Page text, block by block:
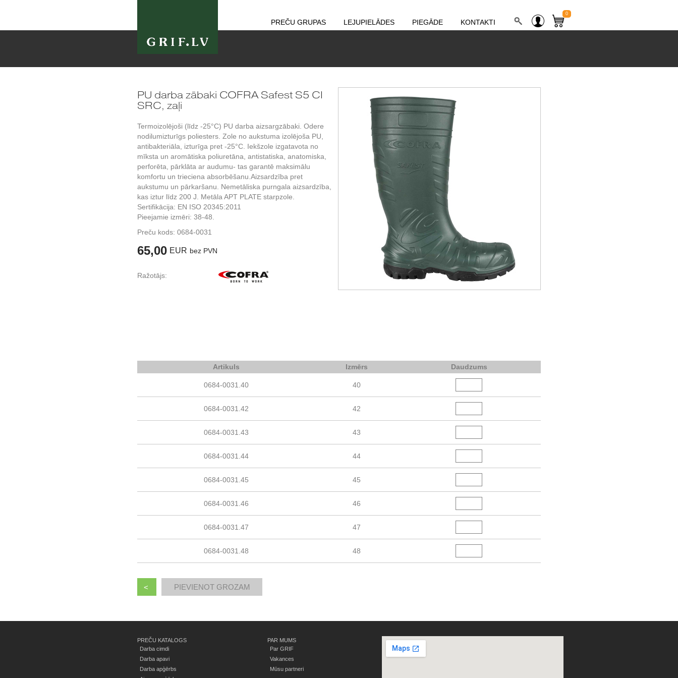
PREČU GRUPAS LEJUPIELĀDES PIEGĀDE KONTAKTI
0
PU darba zābaki COFRA Safest S5 CI
SRC, zaļi
Termoizolējoši (līdz -25°C) PU darba aizsargzābaki. Odere
nodilumizturīgs poliesters. Zole no aukstuma izolējoša PU,
antibakteriāla, izturīga pret -25°C. Iekšzole izgatavota no
mīksta un aromātiska poliuretāna, antistatiska, anatomiska,
perforēta, pārklāta ar audumu- tas garantē maksimālu
komfortu un trieciena absorbēšanu.Aizsardzība pret
aukstumu un pārkaršanu. Nemetāliska purngala aizsardzība,
kas iztur līdz 200 J. Metāla APT PLATE starpzole.
Sertifikācija: EN ISO 20345:2011
Pieejamie izmēri: 38-48.
Preču kods: 0684-0031
65,00 EUR bez PVN
Ražotājs:
Artikuls Izmērs Daudzums
0684-0031.40 40
0684-0031.42 42
0684-0031.43 43
0684-0031.44 44
0684-0031.45 45
0684-0031.46 46
0684-0031.47 47
0684-0031.48 48
<
PREČU KATALOGS
Darba cimdi
Darba apavi
Darba apģērbs
PAR MUMS
Par GRIF
Vakances
Mūsu partneri